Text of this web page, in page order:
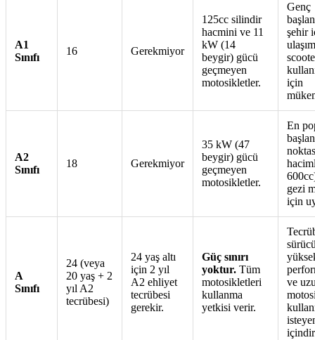
A1
Sınıfı
16 Gerekmiyor
125cc silindir
hacmini ve 11
kW (14
beygir) gücü
geçmeyen
motosikletler.
Genç
şehir
için
A2
Sınıfı
18 Gerekmiyor
35 kW (47
beygir) gücü
geçmeyen
motosikletler.
En
gezi
için
A
Sınıfı
24 (veya
20 yaş + 2
yıl A2
tecrübesi)
24 yaş altı
için 2 yıl
A2 ehliyet
tecrübesi
gerekir.
Güç sınırı
yoktur. Tüm
motosikletleri
kullanma
yetkisi verir.
ve